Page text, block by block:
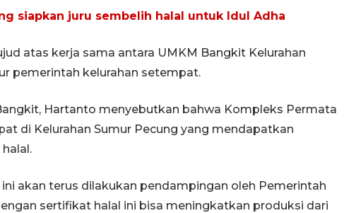
siapkan juru sembelih halal untuk Idul Adha
atas kerja sama antara UMKM Bangkit Kelurahan
pemerintah kelurahan setempat.
Hartanto menyebutkan bahwa Kompleks Permata
di Kelurahan Sumur Pecung yang mendapatkan
akan terus dilakukan pendampingan oleh Pemerintah
sertifikat halal ini bisa meningkatkan produksi dari